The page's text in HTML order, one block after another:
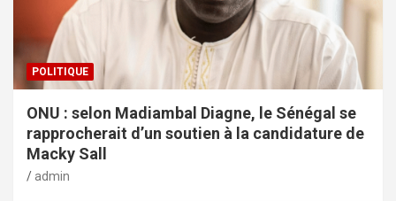
POLITIQUE
ONU : selon Madiambal Diagne, le Sénégal se
rapprocherait d’un soutien à la candidature de
Macky Sall
admin